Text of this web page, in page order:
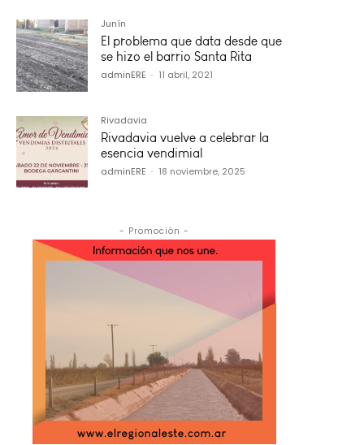
Junín
El problema que data desde que
se hizo el barrio Santa Rita
adminERE - 11 abril, 2021
Rivadavia
Rivadavia vuelve a celebrar la
esencia vendimial
adminERE - 18 noviembre, 2025
- Promoción -